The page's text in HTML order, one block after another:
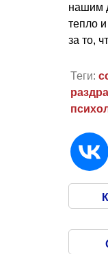
нашим
тепло
за то,
Теги: